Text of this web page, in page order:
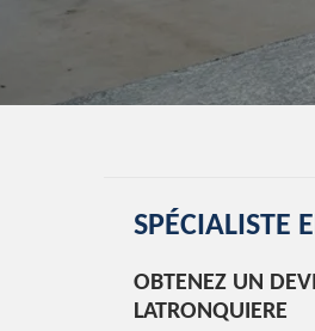
SPÉCIALISTE
OBTENEZ UN
LATRONQUIERE